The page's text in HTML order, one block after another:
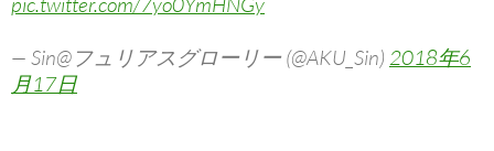
— Sin@フュリアスグローリー (@AKU_Sin) 2018年6
月17日